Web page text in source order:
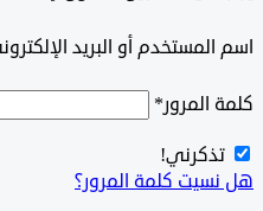
أو البريد الإلكتروني*
*
كلمة المرور؟